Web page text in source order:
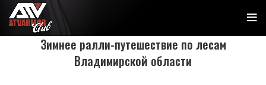
Зимнее ралли-путешествие по лесам
Владимирской области